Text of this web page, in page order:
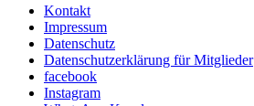
Kontakt
Impressum
Datenschutz
Datenschutzerklärung für Mitglieder
facebook
Instagram